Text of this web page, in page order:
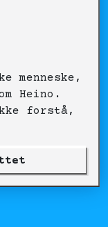
menneske,
Heino.
forstå,